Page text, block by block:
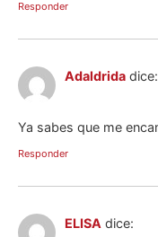
Responder
Adaldrida dice:
Ya sabes que me
Responder
ELISA dice: